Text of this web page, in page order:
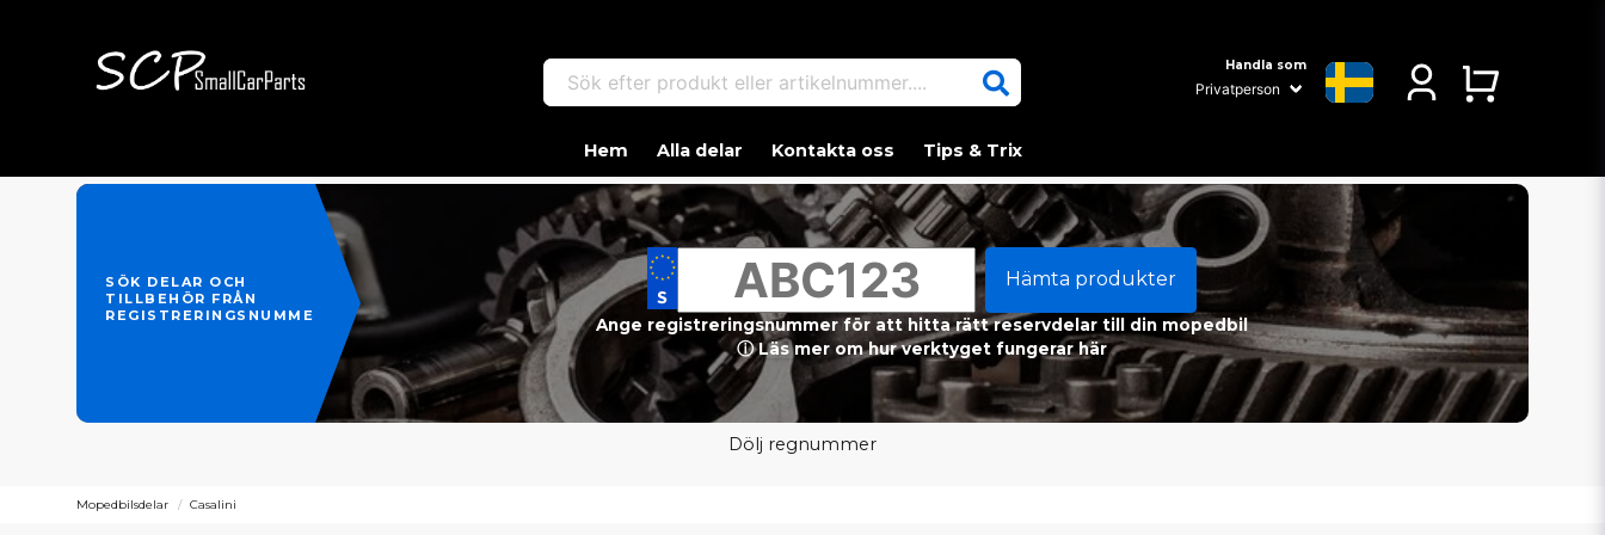
Sök efter produkt eller artikelnummer.... Handla som
Hem Alla delar Kontakta oss Tips & Trix
SÖK DELAR OCH
TILLBEHÖR FRÅN
REGISTRERINGSNUMMER
Hämta produkter
Ange registreringsnummer för att hitta rätt reservdelar till din mopedbil
ⓘ Läs mer om hur verktyget fungerar här
Dölj regnummer
Mopedbilsdelar Casalini